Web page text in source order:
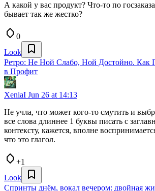
А какой у вас продукт? Что-то по
бывает так же жестко?
0
Look
Ретро: Не Ной Слабо, Ной Достойно. Как
в Профит
XeniaI Jun 26 at 14:13
Не учла, что может кого-то смутить и
все слова длиннее 1 буквы писать с
контексту, кажется, вполне
что это глагол.
+1
Look
Спринты днём, вокал вечером: двойная